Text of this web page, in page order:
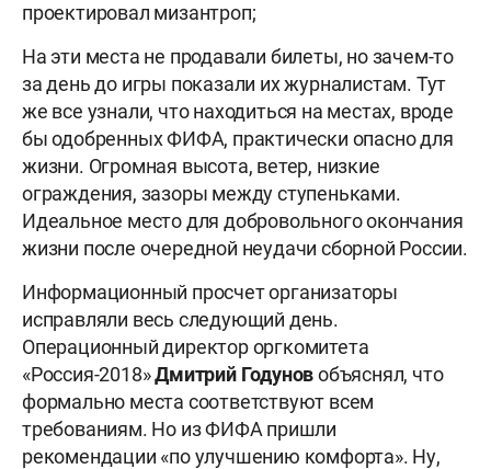
проектировал мизантроп;
На эти места не продавали билеты, но зачем-то
за день до игры показали их журналистам. Тут
же все узнали, что находиться на местах, вроде
бы одобренных ФИФА, практически опасно для
жизни. Огромная высота, ветер, низкие
ограждения, зазоры между ступеньками.
Идеальное место для добровольного окончания
жизни после очередной неудачи сборной России.
Информационный просчет организаторы
исправляли весь следующий день.
Операционный директор оргкомитета
«Россия-2018»Дмитрий Годуновобъяснял, что
формально места соответствуют всем
требованиям. Но из ФИФА пришли
рекомендации «по улучшению комфорта». Ну,